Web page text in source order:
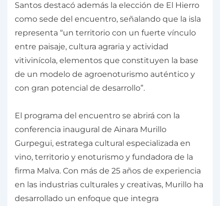
Santos destacó además la elección de El Hierro
como sede del encuentro, señalando que la isla
representa “un territorio con un fuerte vínculo
entre paisaje, cultura agraria y actividad
vitivinícola, elementos que constituyen la base
de un modelo de agroenoturismo auténtico y
con gran potencial de desarrollo”.
El programa del encuentro se abrirá con la
conferencia inaugural de Ainara Murillo
Gurpegui, estratega cultural especializada en
vino, territorio y enoturismo y fundadora de la
firma Malva. Con más de 25 años de experiencia
en las industrias culturales y creativas, Murillo ha
desarrollado un enfoque que integra